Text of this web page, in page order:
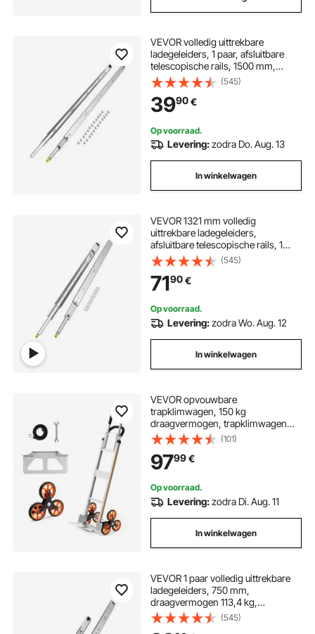
VEVOR volledig uittrekbare
ladegeleiders, 1 paar, afsluitbare
telescopische rails, 1500 mm,
ladegeleider draagvermogen 113,4
kg, zijdelings gemonteerde glijrail
met kogellagers en vergrendeling
(545)
3990€
Op voorraad.
Levering:zodra Do. Aug. 13
In winkelwagen
VEVOR 1321 mm volledig
uittrekbare ladegeleiders,
afsluitbare telescopische rails, 1
paar, draagvermogen 226,8 kg,
zijdelings gemonteerde glijrail met
kogellagers en vergrendeling
(545)
7190€
Op voorraad.
Levering:zodra Wo. Aug. 12
In winkelwagen
VEVOR opvouwbare
trapklimwagen, 150 kg
draagvermogen, trapklimwagen
van aluminiumlegering met
telescopische handgreep, 6 wielen
en 2 spanbanden, stapelbare
handkar voor huishoudelijk gebruik,
boodschappen en opslag
(101)
9799€
Op voorraad.
Levering:zodra Di. Aug. 11
In winkelwagen
VEVOR 1 paar volledig uittrekbare
ladegeleiders, 750 mm,
draagvermogen 113,4 kg,
ladegeleiders, kogelgelagerd met
slot, zijdelings gemonteerde
(545)